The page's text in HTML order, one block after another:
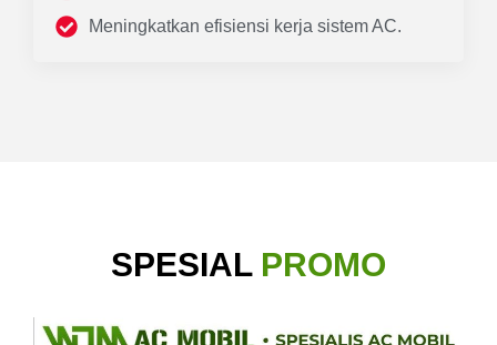
Meningkatkan efisiensi kerja sistem AC.
SPESIAL PROMO